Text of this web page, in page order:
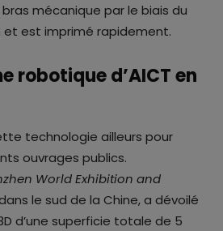
mécanique par le biais du
et est imprimé rapidement.
robotique d’AICT en
technologie ailleurs pour
ouvrages publics.
World Exhibition and
le sud de la Chine, a dévoilé
d’une superficie totale de 5